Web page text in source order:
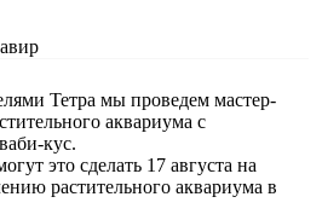
Тетра мы проведем мастер-
аквариума с
кус.
это сделать 17 августа на
растительного аквариума в